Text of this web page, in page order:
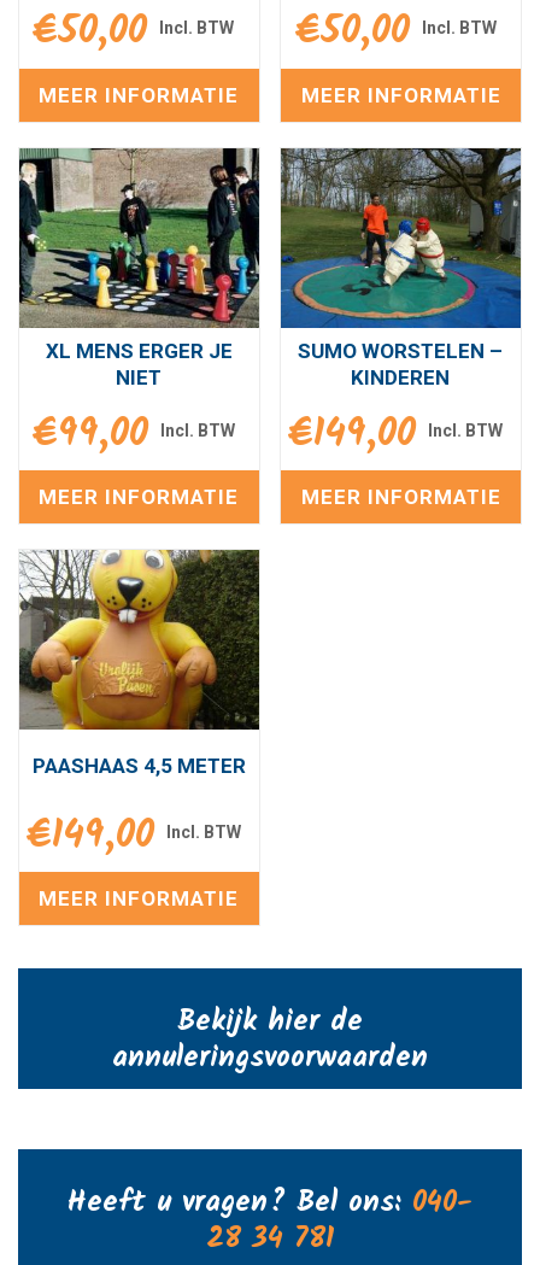
€50,00
MEER INFORMATIE
€50,00
MEER INFORMATIE
XL MENS ERGER JE
NIET
€99,00
MEER INFORMATIE
SUMO WORSTELEN –
KINDEREN
€149,00
MEER INFORMATIE
PAASHAAS 4,5 METER
€149,00
MEER INFORMATIE
Bekijk hier de
annuleringsvoorwaarden
Heeft u vragen? Bel ons: 040-
28 34 781